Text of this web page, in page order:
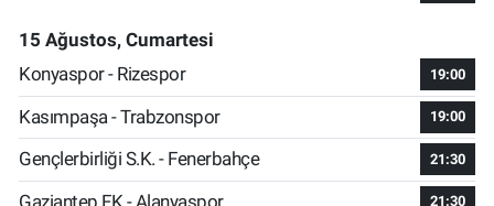
15 Ağustos, Cumartesi
Konyaspor - Rizespor
19:00
Kasımpaşa - Trabzonspor 19:00
Gençlerbirliği S.K. - Fenerbahçe 21:30
Gaziantep FK - Alanyaspor 21:30